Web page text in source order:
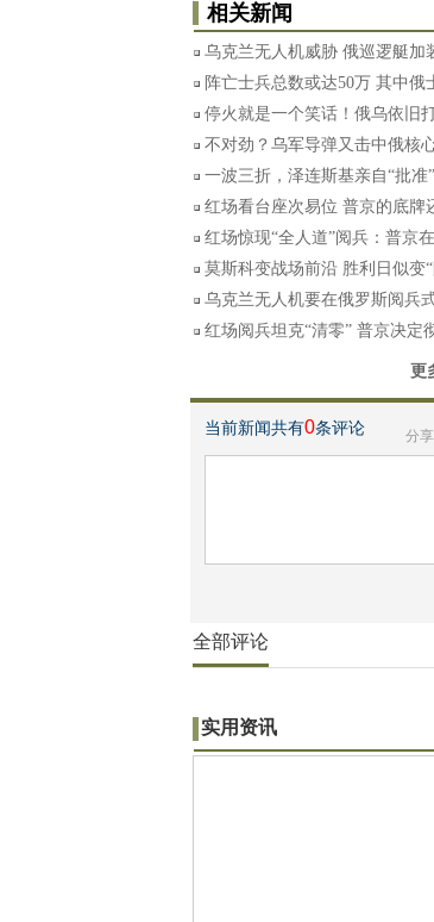
相关新闻
乌克兰无人机威胁 俄巡逻艇加
阵亡士兵总数或达50万 其中俄
停火就是一个笑话！俄乌依旧
不对劲？乌军导弹又击中俄核
一波三折，泽连斯基亲自“批准
红场看台座次易位 普京的底牌
红场惊现“全人道”阅兵：普京
莫斯科变战场前沿 胜利日似变
乌克兰无人机要在俄罗斯阅兵
红场阅兵坦克“清零” 普京决定
更
当前新闻共有0条评论 分享
全部评论
实用资讯